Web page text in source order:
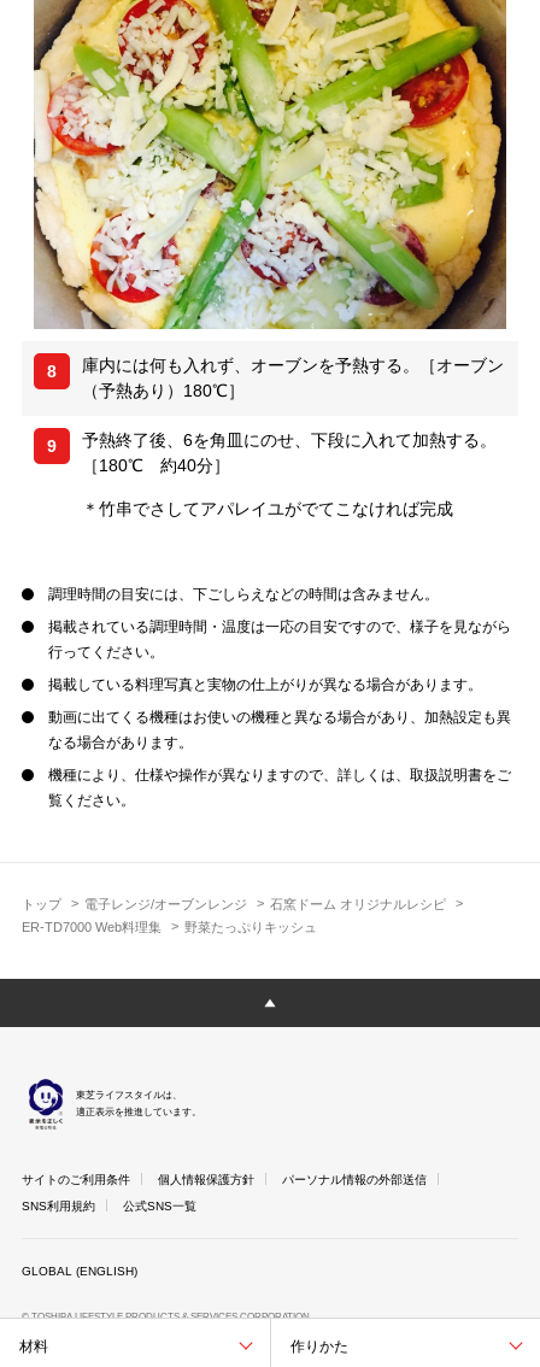
材料 作りかた
トップ 電子レンジ/オーブンレンジ
石窯ドーム オリジナルレシピ
ER-TD7000 Web料理集
野菜たっぷりキッシュ
8
庫内には何も入れず、オーブンを予熱する。［オーブン
（予熱あり）180℃］
9
予熱終了後、6を角皿にのせ、下段に入れて加熱する。
［180℃ 約40分］
＊竹串でさしてアパレイユがでてこなければ完成
調理時間の目安には、下ごしらえなどの時間は含みません。
掲載されている調理時間・温度は一応の目安ですので、様子を見ながら
行ってください。
掲載している料理写真と実物の仕上がりが異なる場合があります。
動画に出てくる機種はお使いの機種と異なる場合があり、加熱設定も異
なる場合があります。
機種により、仕様や操作が異なりますので、詳しくは、取扱説明書をご
覧ください。
東芝ライフスタイルは、
適正表示を推進しています。
サイトのご利用条件 個人情報保護方針
パーソナル情報の外部送信
SNS利用規約
公式SNS一覧
GLOBAL (ENGLISH)
© TOSHIBA LIFESTYLE PRODUCTS & SERVICES CORPORATION